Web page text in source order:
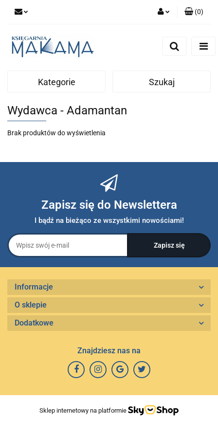
(0)
Kategorie Szukaj
Wydawca - Adamantan
Brak produktów do wyświetlenia
Zapisz się do Newslettera
I bądź na bieżąco ze wszystkimi nowościami!
Informacje
O sklepie
Dodatkowe
Znajdziesz nas na
Sklep internetowy na platformie